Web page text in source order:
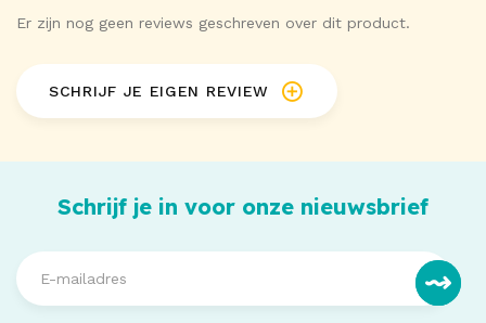
Er zijn nog geen reviews geschreven over dit product.
SCHRIJF JE EIGEN REVIEW
Schrijf je in voor onze nieuwsbrief